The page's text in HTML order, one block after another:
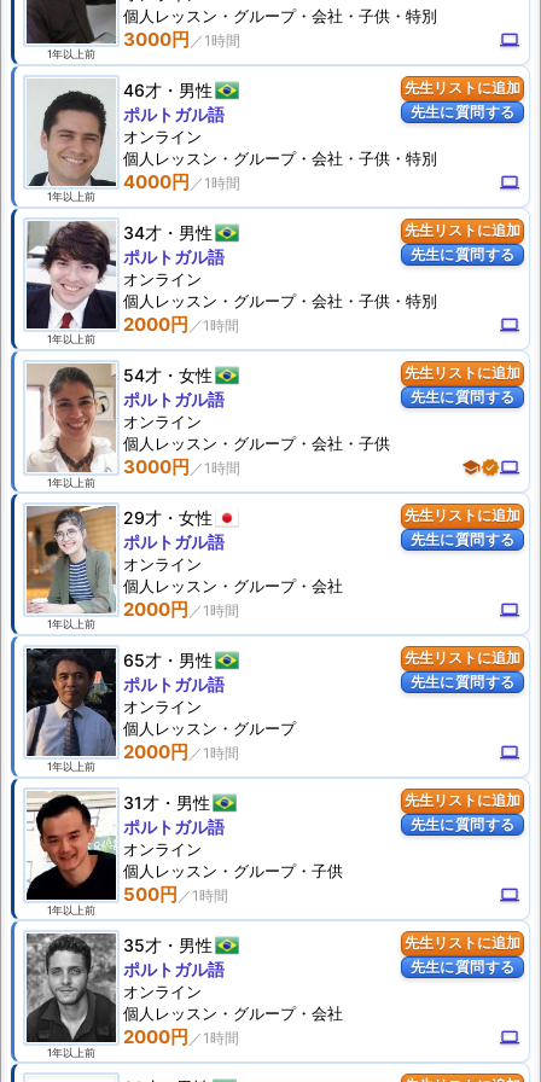
1年以上前
3000円 computer
個人 レッスン ・グループ・会社・子供・特別
先生リストに追加
先生に質問する
1年以上前
46才 男性
4000円 computer
ポルトガル語
オンライン
個人 レッスン ・グループ・会社・子供・特別
先生リストに追加
先生に質問する
1年以上前
34才 男性
2000円 computer
ポルトガル語
オンライン
個人 レッスン ・グループ・会社・子供・特別
先生リストに追加
先生に質問する
1年以上前
54才 女性
3000円 schoolverifiedcomputer
ポルトガル語
オンライン
個人 レッスン ・グループ・会社・子供
先生リストに追加
先生に質問する
1年以上前
29才 女性
2000円 computer
ポルトガル語
オンライン
個人 レッスン ・グループ・会社
先生リストに追加
先生に質問する
1年以上前
65才 男性
2000円 computer
ポルトガル語
オンライン
個人 レッスン ・グループ
先生リストに追加
先生に質問する
1年以上前
31才 男性
500円 computer
ポルトガル語
オンライン
個人 レッスン ・グループ・子供
先生リストに追加
先生に質問する
1年以上前
35才 男性
2000円 computer
ポルトガル語
オンライン
個人 レッスン ・グループ・会社